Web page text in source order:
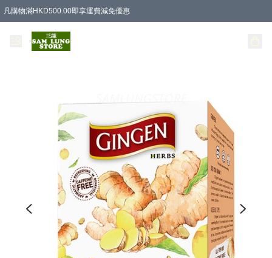
凡購物滿HKD500.00即享運費減免優惠